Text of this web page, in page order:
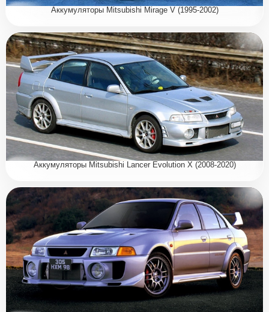
Аккумуляторы Mitsubishi Mirage V (1995-2002)
Аккумуляторы Mitsubishi Lancer Evolution X (2008-2020)